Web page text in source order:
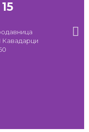
Кавадарци